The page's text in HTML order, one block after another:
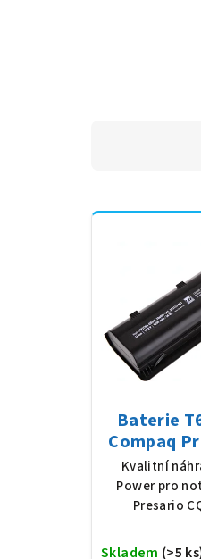
Baterie
Compaq
370 serie,
5200 mAh
Kvalitní
Power pro
Presario
Skladem (>5